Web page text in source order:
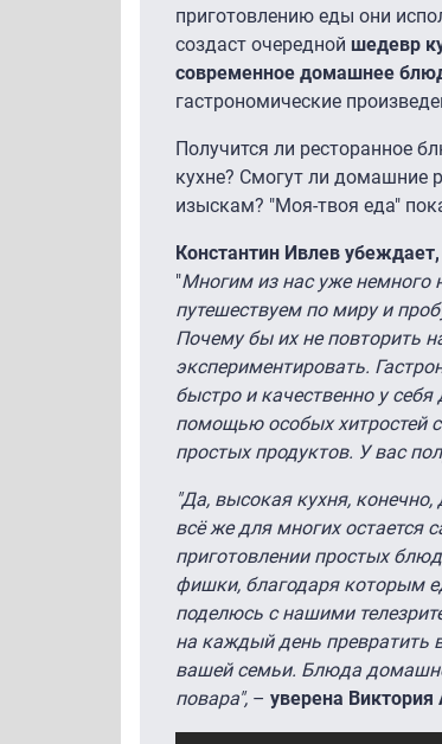
приготовлению еды они
создаст очередной шедевр
современное домашнее
гастрономические
Получится ли ресторанное
кухне? Смогут ли домашние
изыскам? "Моя-твоя еда"
Константин Ивлев
"Многим из нас уже
путешествуем по миру и
Почему бы их не повторить
экспериментировать.
быстро и качественно у
помощью особых хитростей
простых продуктов. У вас
"Да, высокая кухня,
всё же для многих остается
приготовлении простых
фишки, благодаря которым
поделюсь с нашими
на каждый день превратить
вашей семьи. Блюда
повара", – уверена Виктория